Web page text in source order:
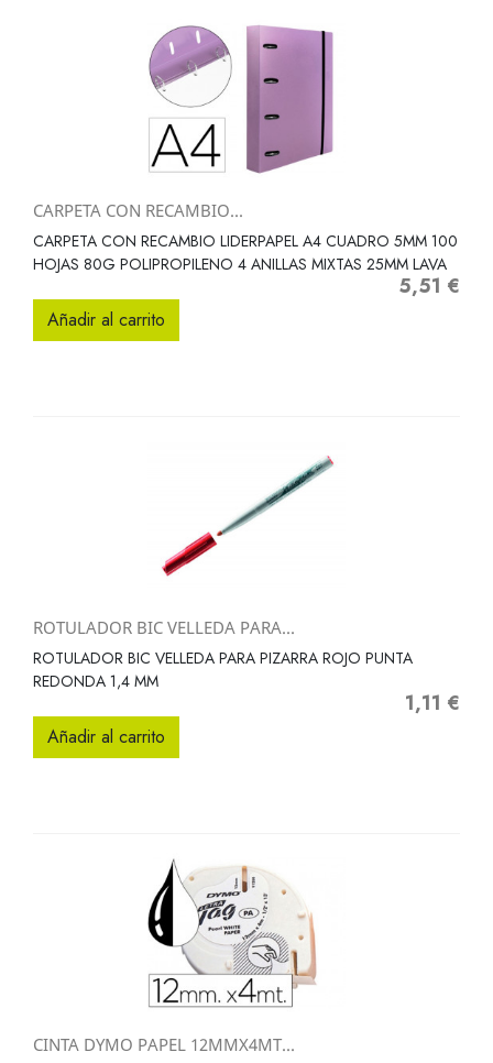
CARPETA CON RECAMBIO...
CARPETA CON RECAMBIO LIDERPAPEL A4 CUADRO 5MM 100
HOJAS 80G POLIPROPILENO 4 ANILLAS MIXTAS 25MM LAVA
Precio
5,51 €
Añadir al carrito
ROTULADOR BIC VELLEDA PARA...
ROTULADOR BIC VELLEDA PARA PIZARRA ROJO PUNTA
REDONDA 1,4 MM
Precio
1,11 €
Añadir al carrito
CINTA DYMO PAPEL 12MMX4MT...